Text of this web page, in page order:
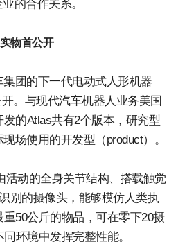
的合作关系。
物首公开
团的下一代电动式人形机器
开。与现代汽车机器人业务美国
的Atlas共有2个版本，研究型
场使用的开发型（product）。
活动的全身关节结构、搭载触觉
别的摄像头，能够模仿人类执
50公斤的物品，可在零下20摄
环境中发挥完整性能。